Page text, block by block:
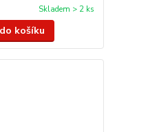
Skladem > 2 ks
košíku